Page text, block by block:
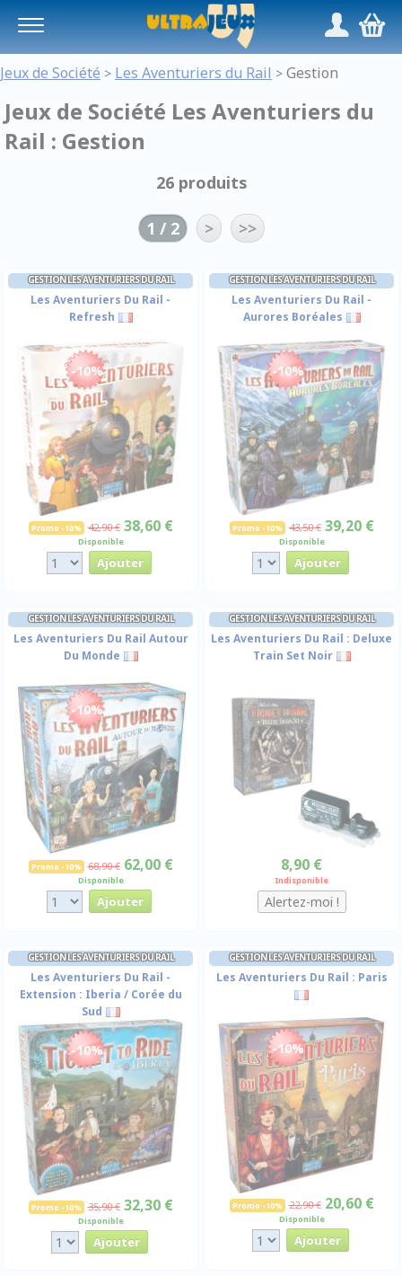
/,
Jeux de Société > Les Aventuriers du Rail > Gestion
Jeux de Société Les Aventuriers du
Rail : Gestion
26 produits
1 / 2 > >>
GESTION LES AVENTURIERS DU RAIL
Les Aventuriers Du Rail -
Refresh
-10%
Promo -10% 42,90 € 38,60 €
Disponible
GESTION LES AVENTURIERS DU RAIL
Les Aventuriers Du Rail -
Aurores Boréales
-10%
Promo -10% 43,50 € 39,20 €
Disponible
GESTION LES AVENTURIERS DU RAIL
Les Aventuriers Du Rail Autour
Du Monde
-10%
Promo -10% 68,90 € 62,00 €
Disponible
GESTION LES AVENTURIERS DU RAIL
Les Aventuriers Du Rail : Deluxe
Train Set Noir
8,90 €
Indisponible
GESTION LES AVENTURIERS DU RAIL
Les Aventuriers Du Rail -
Extension : Iberia / Corée du
Sud
-10%
Promo -10% 35,90 € 32,30 €
Disponible
GESTION LES AVENTURIERS DU RAIL
Les Aventuriers Du Rail : Paris
-10%
Promo -10% 22,90 € 20,60 €
Disponible